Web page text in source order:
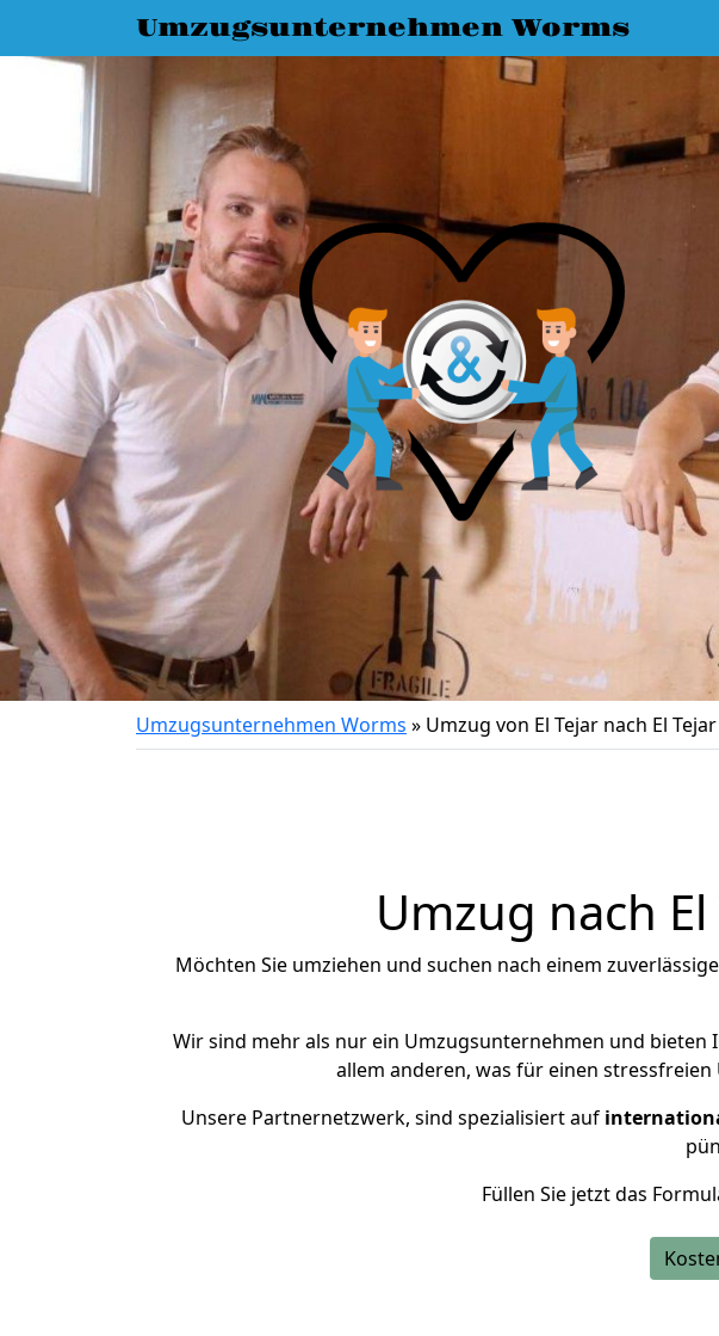
Umzugsunternehmen Worms
Umzugsunternehmen Worms » Umzug von El Tejar nach El Tejar
Umzug nach
Möchten Sie umziehen und suchen nach einem
Wir sind mehr als nur ein Umzugsunternehmen und bieten
allem anderen, was für einen
Unsere Partnernetzwerk, sind spezialisiert auf
Füllen Sie jetzt das